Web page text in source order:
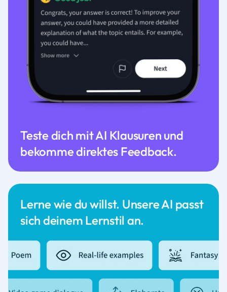
Lerne wie du willst. Unsere AI passt
sich deinem Lernstil an.
Teste dich mit AI Klausuren und
bekomme direktes Feedback.